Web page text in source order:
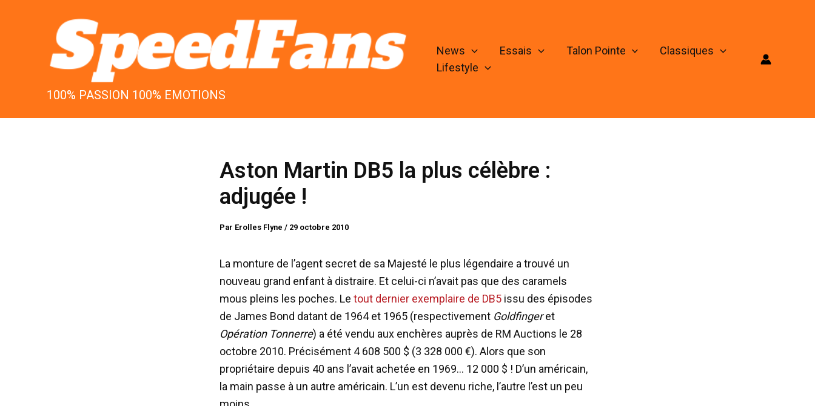
100% PASSION 100% EMOTIONS
News Essais Talon Pointe
Classiques
Lifestyle
Aston Martin DB5 la plus célèbre :
adjugée !
Par Erolles Flyne / 29 octobre 2010
La monture de l’agent secret de sa Majesté le plus légendaire a trouvé un
nouveau grand enfant à distraire. Et celui-ci n’avait pas que des caramels
mous pleins les poches. Le tout dernier exemplaire de DB5 issu des épisodes
de James Bond datant de 1964 et 1965 (respectivement Goldfingeret
Opération Tonnerre) a été vendu aux enchères auprès de RM Auctions le 28
octobre 2010. Précisément 4 608 500 $ (3 328 000 €). Alors que son
propriétaire depuis 40 ans l’avait achetée en 1969… 12 000 $ ! D’un américain,
la main passe à un autre américain. L’un est devenu riche, l’autre l’est un peu